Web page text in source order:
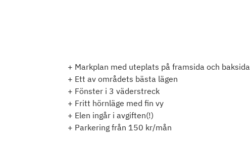
+ Markplan med uteplats på framsida och baksida
+ Ett av områdets bästa lägen
+ Fönster i 3 väderstreck
+ Fritt hörnläge med fin vy
+ Elen ingår i avgiften(!)
+ Parkering från 150 kr/mån